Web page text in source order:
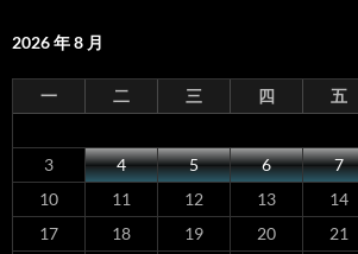
2026 年 8 月
一 二 三 四 五
3
4 5 6 7
10
11 12 13 14
17
18 19 20 21